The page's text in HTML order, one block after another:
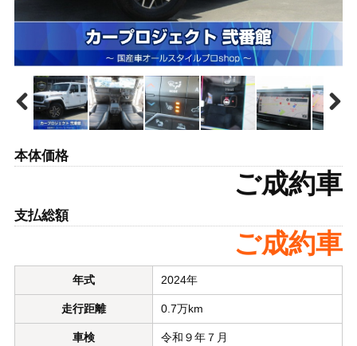
本体価格
ご成約車
支払総額
ご成約車
年式 2024年
走行距離 0.7万km
車検 令和９年７月